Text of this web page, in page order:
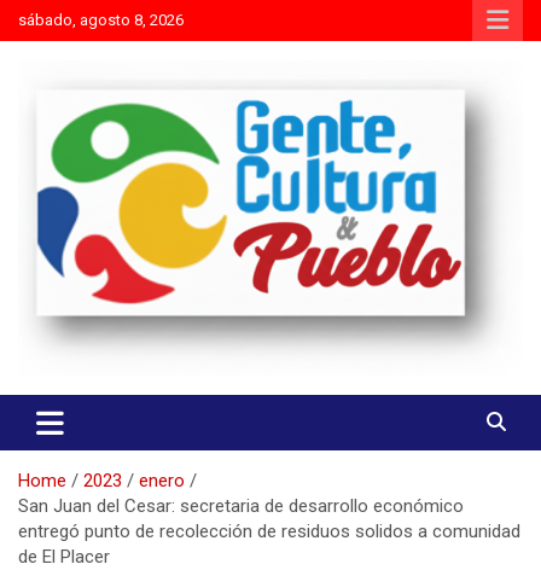
Skip
to
sábado, agosto 8, 2026
Gente Cultura y Pueblo
Home 2023
enero
San Juan del Cesar: secretaria de desarrollo económico
entregó punto de recolección de residuos solidos a comunidad
de El Placer